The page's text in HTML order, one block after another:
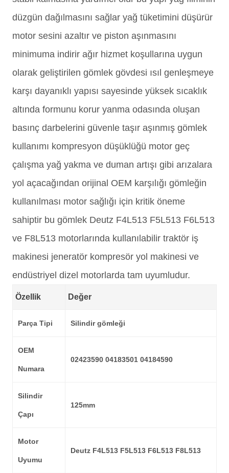
düzgün dağılmasını sağlar yağ tüketimini düşürür
motor sesini azaltır ve piston aşınmasını
minimuma indirir ağır hizmet koşullarına uygun
olarak geliştirilen gömlek gövdesi ısıl genleşmeye
karşı dayanıklı yapısı sayesinde yüksek sıcaklık
altında formunu korur yanma odasında oluşan
basınç darbelerini güvenle taşır aşınmış gömlek
kullanımı kompresyon düşüklüğü motor geç
çalışma yağ yakma ve duman artışı gibi arızalara
yol açacağından orijinal OEM karşılığı gömleğin
kullanılması motor sağlığı için kritik öneme
sahiptir bu gömlek Deutz F4L513 F5L513 F6L513
ve F8L513 motorlarında kullanılabilir traktör iş
makinesi jeneratör kompresör yol makinesi ve
endüstriyel dizel motorlarda tam uyumludur.
Özellik Değer
Parça Tipi Silindir gömleği
OEM
Numara
02423590 04183501 04184590
Silindir
Çapı
125mm
Motor
Uyumu
Deutz F4L513 F5L513 F6L513 F8L513